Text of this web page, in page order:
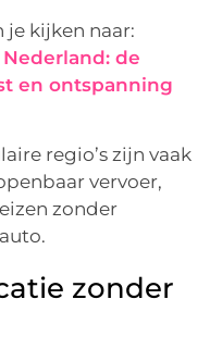
je kijken naar:
de
en ontspanning
regio’s zijn vaak
vervoer,
zonder
zonder